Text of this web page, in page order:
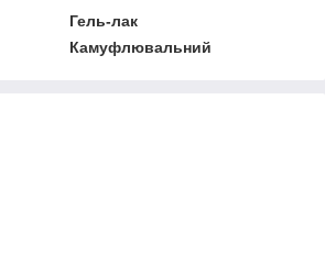
Гель-лак
Камуфлювальний